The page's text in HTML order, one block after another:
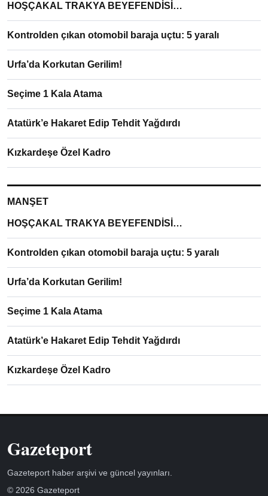
HOŞÇAKAL TRAKYA BEYEFENDİSİ…
Kontrolden çıkan otomobil baraja uçtu: 5 yaralı
Urfa’da Korkutan Gerilim!
Seçime 1 Kala Atama
Atatürk’e Hakaret Edip Tehdit Yağdırdı
Kızkardeşe Özel Kadro
MANŞET
HOŞÇAKAL TRAKYA BEYEFENDİSİ…
Kontrolden çıkan otomobil baraja uçtu: 5 yaralı
Urfa’da Korkutan Gerilim!
Seçime 1 Kala Atama
Atatürk’e Hakaret Edip Tehdit Yağdırdı
Kızkardeşe Özel Kadro
Gazeteport
Gazeteport haber arşivi ve güncel yayınları.
© 2026 Gazeteport